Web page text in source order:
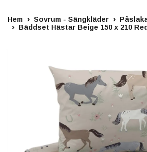
Hem Sovrum - Sängkläder
Bäddset Hästar Beige 150 x 210